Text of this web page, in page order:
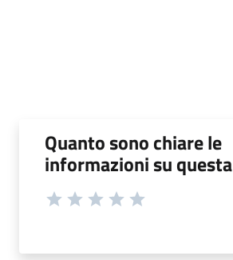
Quanto sono chiare le
informazioni su